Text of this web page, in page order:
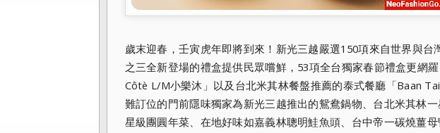
歲末迎春，壬寅虎年即將到來！新光三越嚴選150項來自世界與
之三全新登場的禮盒提供民眾嚐鮮，53項全台獨家春節禮盒更網
Côtè L/M小樂沐」以及台北米其林餐盤推薦的泰式餐廳「Baan
難訂位的門前隱味獨家為新光三越推出的鴛鴦鍋物、台北米其林
星級團圓年菜、在地好味如嘉義林聰明鮭魚頭、台中帝一碳燒薑